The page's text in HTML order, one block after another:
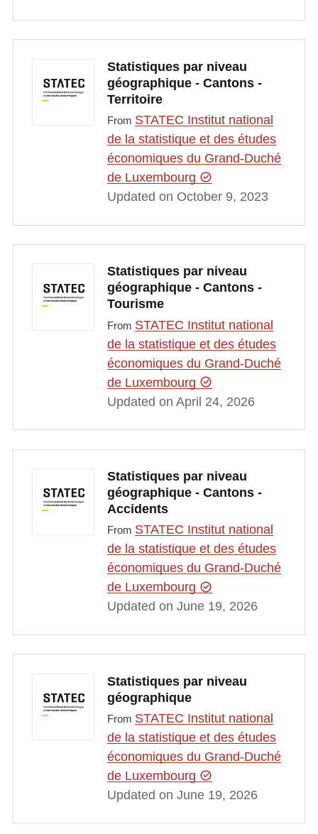
Statistiques par niveau
géographique - Cantons -
Territoire
From STATEC Institut national
de la statistique et des études
économiques du Grand-Duché
de Luxembourg
Updated on October 9, 2023
Statistiques par niveau
géographique - Cantons -
Tourisme
From STATEC Institut national
de la statistique et des études
économiques du Grand-Duché
de Luxembourg
Updated on April 24, 2026
Statistiques par niveau
géographique - Cantons -
Accidents
From STATEC Institut national
de la statistique et des études
économiques du Grand-Duché
de Luxembourg
Updated on June 19, 2026
Statistiques par niveau
géographique
From STATEC Institut national
de la statistique et des études
économiques du Grand-Duché
de Luxembourg
Updated on June 19, 2026